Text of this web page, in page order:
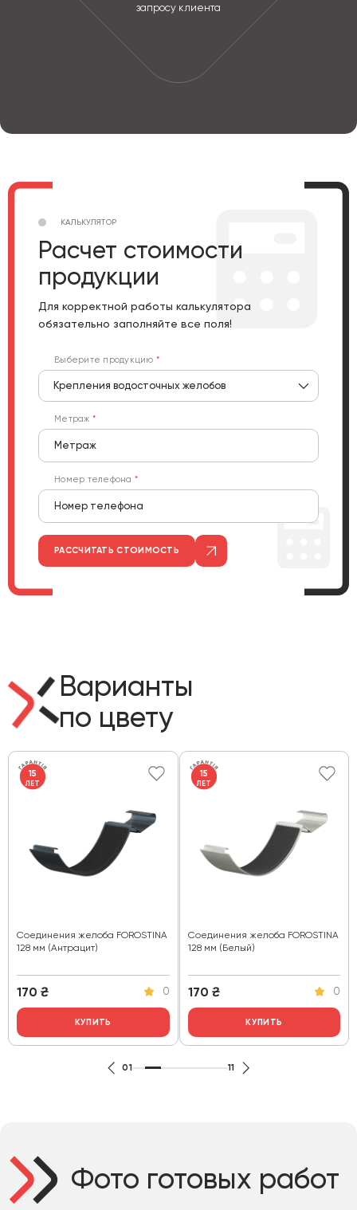
запросу клиента
КАЛЬКУЛЯТОР
Расчет стоимости
продукции
Для корректной работы калькулятора
обязательно заполняйте все поля!
Выберите продукцию
Крепления водосточных желобов
Метраж
Номер телефона
РАССЧИТАТЬ СТОИМОСТЬ
Варианты
по цвету
15
ЛЕТ
Соединения желоба FOROSTINA
128 мм (Антрацит)
170 ₴ 0
КУПИТЬ
15
ЛЕТ
Соединения желоба FOROSTINA
128 мм (Белый)
170 ₴ 0
КУПИТЬ
01 11
Фото готовых работ